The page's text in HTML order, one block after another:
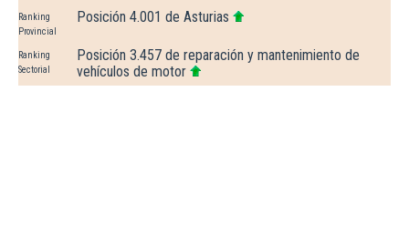
Ranking
Provincial
Posición 4.001 de Asturias
Ranking
Sectorial
Posición 3.457 de reparación y mantenimiento de
vehículos de motor